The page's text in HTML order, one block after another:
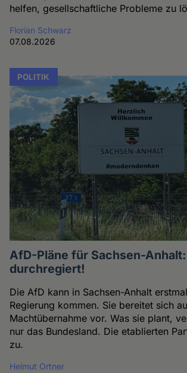
helfen, gesellschaftliche Probleme zu
Florian Schwarz
07.08.2026
POLITIK
AfD-Pläne für Sachsen-
durchregiert!
Die AfD kann in Sachsen-Anhalt
Regierung kommen. Sie bereitet sich
Machtübernahme vor. Was sie plant,
nur das Bundesland. Die etablierten
zu.
Helmut Ortner